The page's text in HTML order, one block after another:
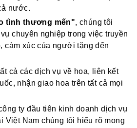
nước.
tình thương mến", chúng tôi
chuyên nghiệp trong việc truyền
cảm xúc của người tặng đến
cả các dịch vụ về hoa, liên kết
nhận giao hoa trên tất cả mọi
ty đầu tiên kinh doanh dịch vụ
Việt Nam chúng tôi hiểu rõ mong